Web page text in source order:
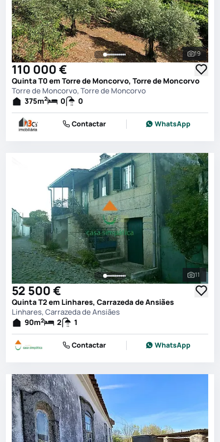
Ver
19
110 000 €
Quinta T0 em Torre de Moncorvo, Torre de Moncorvo
Torre de Moncorvo, Torre de Moncorvo
375m2 0 0
Contactar WhatsApp
Ver
11
52 500 €
Quinta T2 em Linhares, Carrazeda de Ansiães
Linhares, Carrazeda de Ansiães
90m2 2 1
Contactar WhatsApp